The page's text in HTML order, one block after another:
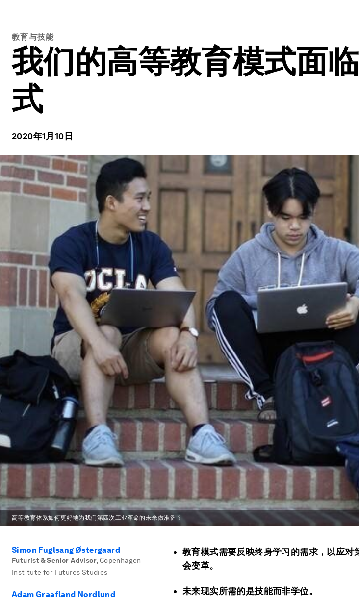
教育与技能
我们的高等教育模式面
式
2020年1月10日
高等教育体系如何更好地为我们第四次工业革命的未来做准备？
Simon Fuglsang Østergaard
Futurist & Senior Advisor, Copenhagen
Institute for Futures Studies
Adam Graafland Nordlund
教育模式需要反映终身学习的需求，以应对
会变革。
未来现实所需的是技能而非学位。